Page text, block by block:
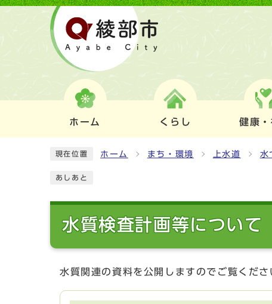
ホーム くらし 健康・
現在位置 ホーム まち・環境 上水道 水
あしあと
水質検査計画等について
水質関連の資料を公開しますのでご覧くださ